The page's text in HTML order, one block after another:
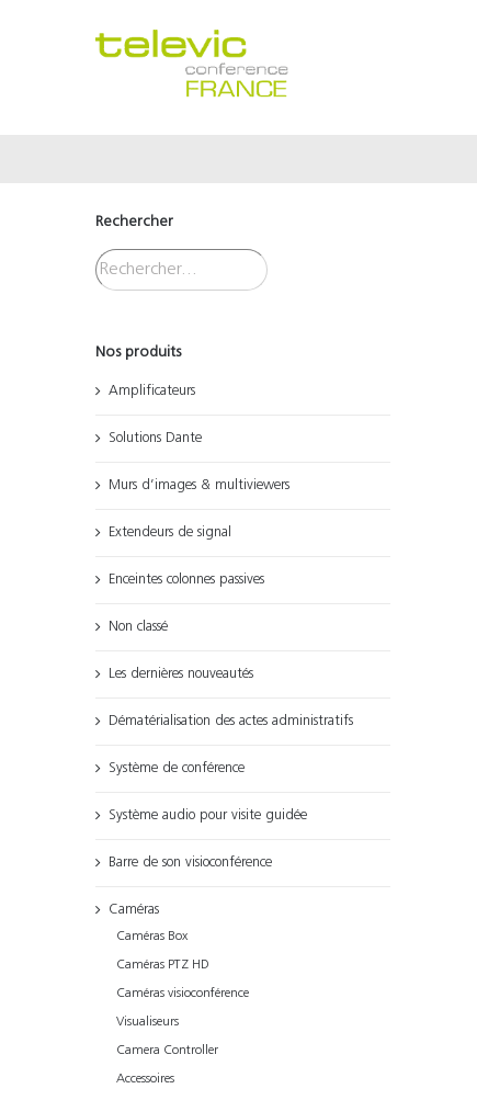
Rechercher
Nos produits
Amplificateurs
Solutions Dante
Murs d’images & multiviewers
Extendeurs de signal
Enceintes colonnes passives
Non classé
Les dernières nouveautés
Dématérialisation des actes administratifs
Système de conférence
Système audio pour visite guidée
Barre de son visioconférence
Caméras
Caméras Box
Caméras PTZ HD
Caméras visioconférence
Visualiseurs
Camera Controller
Accessoires